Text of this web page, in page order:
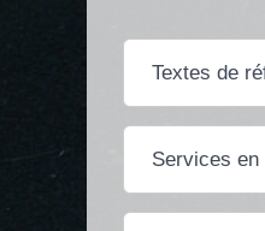
Textes de
Services